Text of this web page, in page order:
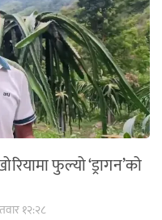
फुल्यो ‘ड्रागन’को
१२:२८